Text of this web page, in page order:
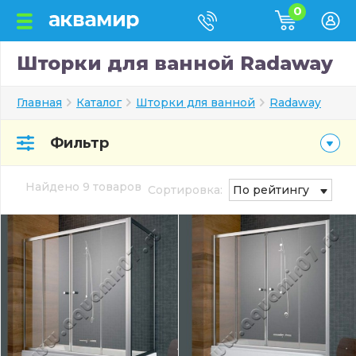
0
Шторки для ванной Radaway
Главная Каталог Шторки для ванной Radaway
Фильтр
Найдено 9 товаров Сортировка: По рейтингу